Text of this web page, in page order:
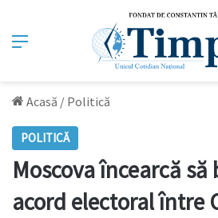
Meniu
Acasă / Politică
POLITICĂ
Moscova încearcă
acord electoral între